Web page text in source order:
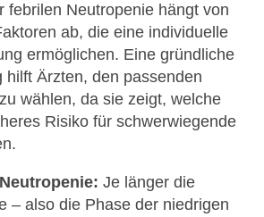
febrilen Neutropenie hängt von
ab, die eine individuelle
ermöglichen. Eine gründliche
hilft Ärzten, den passenden
wählen, da sie zeigt, welche
Risiko für schwerwiegende
Je länger die
– also die Phase der niedrigen